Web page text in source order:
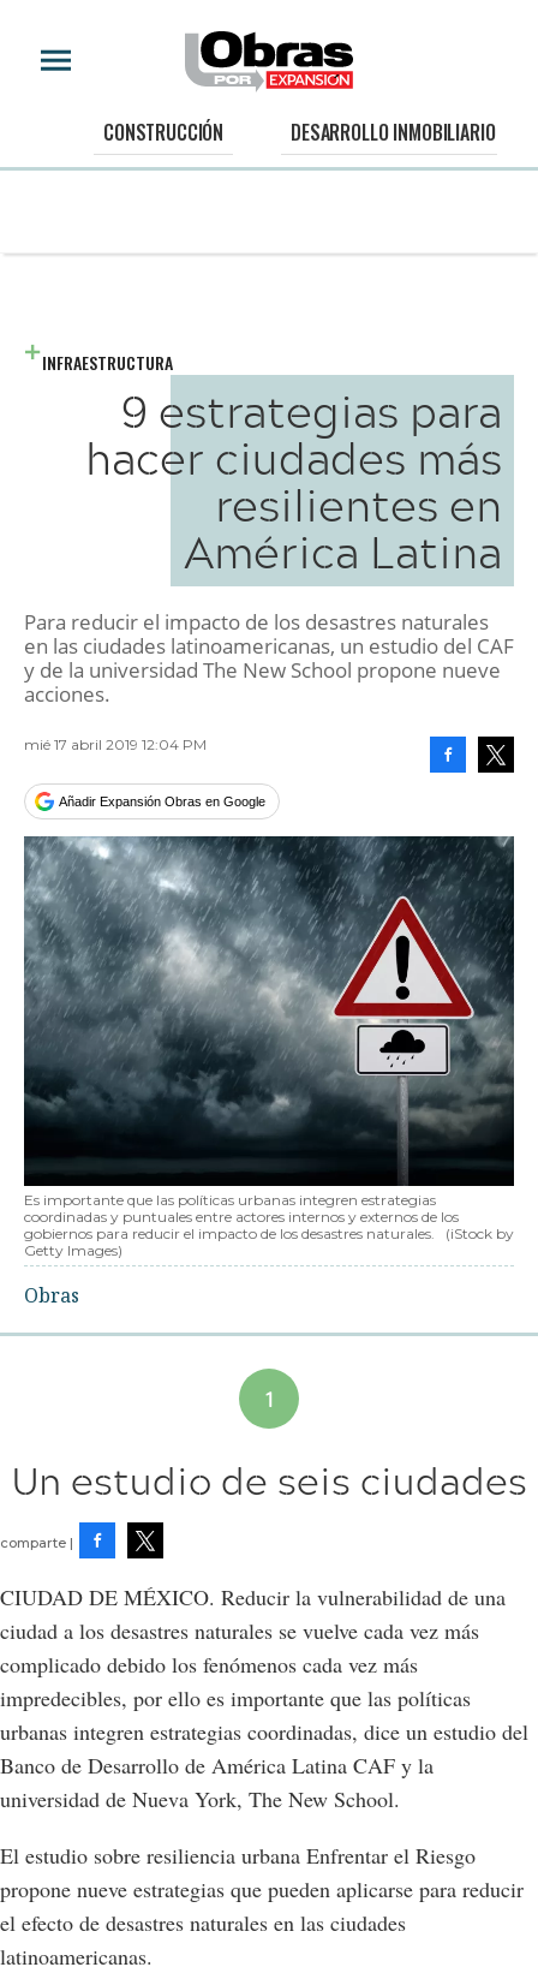
CONSTRUCCIÓN DESARROLLO INMOBILIARIO
INFRAESTRUCTURA
9 estrategias para
hacer ciudades más
resilientes en
América Latina
Para reducir el impacto de los desastres naturales
en las ciudades latinoamericanas, un estudio del CAF
y de la universidad The New School propone nueve
acciones.
mié 17 abril 2019 12:04 PM
Añadir Expansión Obras en Google
Es importante que las políticas urbanas integren estrategias
coordinadas y puntuales entre actores internos y externos de los
gobiernos para reducir el impacto de los desastres naturales.
(iStock by
Getty Images)
Obras
Un estudio de seis ciudades
CIUDAD DE MÉXICO. Reducir la vulnerabilidad de una
ciudad a los desastres naturales se vuelve cada vez más
complicado debido los fenómenos cada vez más
impredecibles, por ello es importante que las políticas
urbanas integren estrategias coordinadas, dice un estudio del
Banco de Desarrollo de América Latina CAF y la
universidad de Nueva York, The New School.
El estudio sobre resiliencia urbana Enfrentar el Riesgo
propone nueve estrategias que pueden aplicarse para reducir
el efecto de desastres naturales en las ciudades
latinoamericanas.